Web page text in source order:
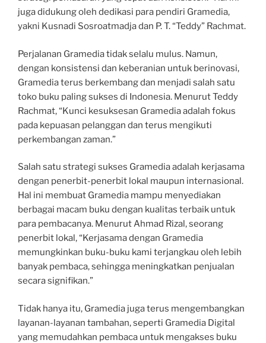
juga didukung oleh dedikasi para pendiri Gramedia,
yakni Kusnadi Sosroatmadja dan P. T. “Teddy” Rachmat.
Perjalanan Gramedia tidak selalu mulus. Namun,
dengan konsistensi dan keberanian untuk berinovasi,
Gramedia terus berkembang dan menjadi salah satu
toko buku paling sukses di Indonesia. Menurut Teddy
Rachmat, “Kunci kesuksesan Gramedia adalah fokus
pada kepuasan pelanggan dan terus mengikuti
perkembangan zaman.”
Salah satu strategi sukses Gramedia adalah kerjasama
dengan penerbit-penerbit lokal maupun internasional.
Hal ini membuat Gramedia mampu menyediakan
berbagai macam buku dengan kualitas terbaik untuk
para pembacanya. Menurut Ahmad Rizal, seorang
penerbit lokal, “Kerjasama dengan Gramedia
memungkinkan buku-buku kami terjangkau oleh lebih
banyak pembaca, sehingga meningkatkan penjualan
secara signifikan.”
Tidak hanya itu, Gramedia juga terus mengembangkan
layanan-layanan tambahan, seperti Gramedia Digital
yang memudahkan pembaca untuk mengakses buku